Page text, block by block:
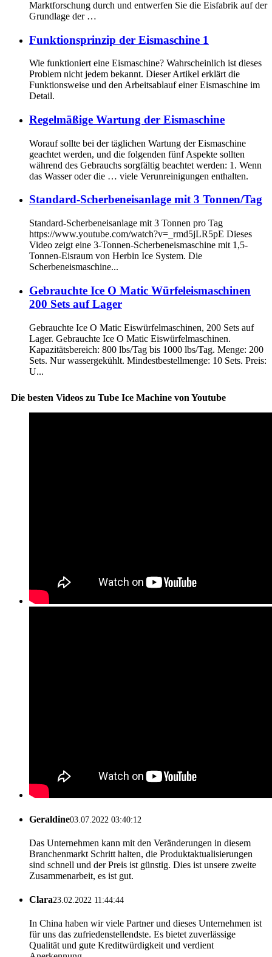
Marktforschung durch und entwerfen Sie die Eisfabrik auf der
Grundlage der …
Funktionsprinzip der Eismaschine 1
Wie funktioniert eine Eismaschine? Wahrscheinlich ist dieses
Problem nicht jedem bekannt. Dieser Artikel erklärt die
Funktionsweise und den Arbeitsablauf einer Eismaschine im
Detail.
Regelmäßige Wartung der Eismaschine
Worauf sollte bei der täglichen Wartung der Eismaschine
geachtet werden, und die folgenden fünf Aspekte sollten
während des Gebrauchs sorgfältig beachtet werden: 1. Wenn
das Wasser oder die … viele Verunreinigungen enthalten.
Standard-Scherbeneisanlage mit 3 Tonnen/Tag
Standard-Scherbeneisanlage mit 3 Tonnen pro Tag
https://www.youtube.com/watch?v=_rmd5jLR5pE Dieses
Video zeigt eine 3-Tonnen-Scherbeneismaschine mit 1,5-
Tonnen-Eisraum von Herbin Ice System. Die
Scherbeneismaschine...
Gebrauchte Ice O Matic Würfeleismaschinen
200 Sets auf Lager
Gebrauchte Ice O Matic Eiswürfelmaschinen, 200 Sets auf
Lager. Gebrauchte Ice O Matic Eiswürfelmaschinen.
Kapazitätsbereich: 800 lbs/Tag bis 1000 lbs/Tag. Menge: 200
Sets. Nur wassergekühlt. Mindestbestellmenge: 10 Sets. Preis:
U...
Die besten Videos zu Tube Ice Machine von Youtube
Geraldine03.07.2022 03:40:12
Das Unternehmen kann mit den Veränderungen in diesem
Branchenmarkt Schritt halten, die Produktaktualisierungen
sind schnell und der Preis ist günstig. Dies ist unsere zweite
Zusammenarbeit, es ist gut.
Clara23.02.2022 11:44:44
In China haben wir viele Partner und dieses Unternehmen ist
für uns das zufriedenstellendste. Es bietet zuverlässige
Qualität und gute Kreditwürdigkeit und verdient